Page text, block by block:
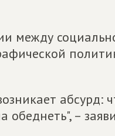
между
абсурд:
–